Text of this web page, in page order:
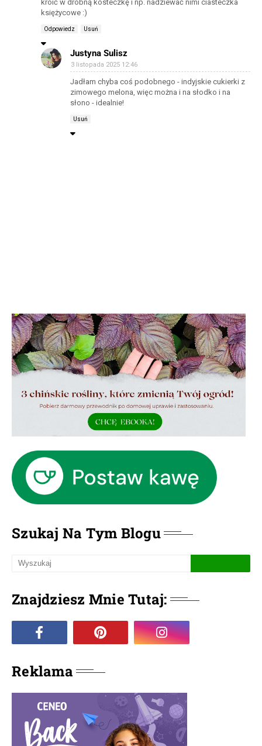
kroić w drobną kosteczkę i np. nadziewać nimi ciasteczka
księżycowe :)
Odpowiedz Usuń
Justyna Sulisz
3 listopada 2025 12:46
Jadłam chyba coś podobnego - indyjskie cukierki z
zimowego melona, więc można i na słodko i na
słono - idealnie!
Usuń
Szukaj Na Tym Blogu
Znajdziesz Mnie Tutaj:
Reklama